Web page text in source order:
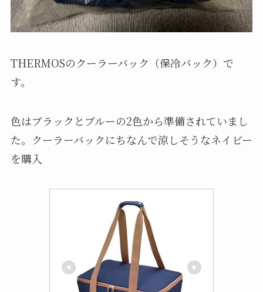
どのクーラーバックを買おうか悩んでる方必見で
○購入したクーラーバックはこちら